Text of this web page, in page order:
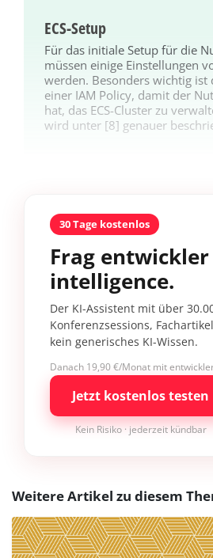
ECS-Setup
Für das initiale Setup für die
müssen einige Einstellungen
werden. Besonders wichtig ist
einer IAM Policy, damit der
hat, das ECS-Cluster zu
wird unter [8] genauer
30 Tage kostenlos
Frag entwickler
intelligence.
Der KI-Assistent mit über
Konferenzsessions,
kein generisches KI-Wissen.
Danach 19,90 €/Monat mit
Jetzt kostenlos testen
Kein Risiko · jederzeit kündbar
Weitere Artikel zu diesem